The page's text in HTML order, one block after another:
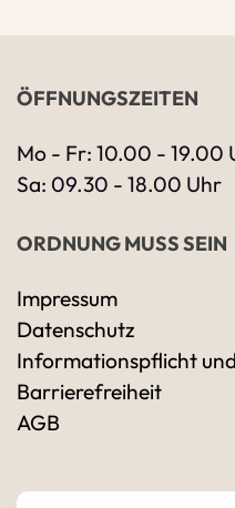
ÖFFNUNGSZEITEN
Mo - Fr: 10.00 - 19.00
Sa: 09.30 - 18.00 Uhr
ORDNUNG MUSS SEIN
Impressum
Datenschutz
Informationspflicht
Barrierefreiheit
AGB
Ihre
Alle mit Stern
Name*
E-Mail-Adresse*